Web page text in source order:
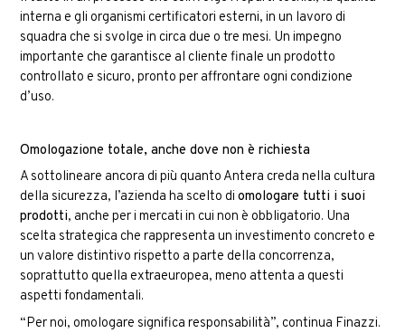
interna e gli organismi certificatori esterni, in un lavoro di
squadra che si svolge in circa due o tre mesi. Un impegno
importante che garantisce al cliente finale un prodotto
controllato e sicuro, pronto per affrontare ogni condizione
d’uso.
Omologazione totale, anche dove non è richiesta
A sottolineare ancora di più quanto Antera creda nella cultura
della sicurezza, l’azienda ha scelto diomologare tutti i suoi
prodotti, anche per i mercati in cui non è obbligatorio. Una
scelta strategica che rappresenta un investimento concreto e
un valore distintivo rispetto a parte della concorrenza,
soprattutto quella extraeuropea, meno attenta a questi
aspetti fondamentali.
“Per noi, omologare significa responsabilità”, continua Finazzi.